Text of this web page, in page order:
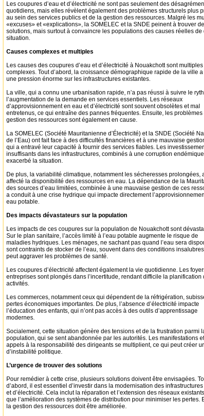
Les coupures d’eau et d’électricité ne sont pas seulement des
quotidiens, mais elles révèlent également des problèmes structurels plus
au sein des services publics et de la gestion des ressources. Malgré les
«excuses» et «explications», la SOMELEC et la SNDE peinent à trouver
solutions, mais surtout à convaincre les populations des causes réelles de
situation.
Causes complexes et multiples
Les causes des coupures d’eau et d’électricité à Nouakchott sont multiples
complexes. Tout d’abord, la croissance démographique rapide de la ville
une pression énorme sur les infrastructures existantes.
La ville, qui a connu une urbanisation rapide, n’a pas réussi à suivre le
l’augmentation de la demande en services essentiels. Les réseaux
d’approvisionnement en eau et d’électricité sont souvent obsolètes et mal
entretenus, ce qui entraîne des pannes fréquentes. Ensuite, les problèmes
gestion des ressources sont également en cause.
La SOMELEC (Société Mauritanienne d’Électricité) et la SNDE (Société
de l’Eau) ont fait face à des difficultés financières et à une mauvaise
qui a entravé leur capacité à fournir des services fiables. Les
insuffisants dans les infrastructures, combinés à une corruption
exacerbé la situation.
De plus, la variabilité climatique, notamment les sécheresses prolongées,
affecté la disponibilité des ressources en eau. La dépendance de la
des sources d’eau limitées, combinée à une mauvaise gestion de ces
a conduit à une crise hydrique qui impacte directement
eau potable.
Des impacts dévastateurs sur la population
Les impacts de ces coupures sur la population de Nouakchott sont
Sur le plan sanitaire, l’accès limité à l’eau potable augmente le risque de
maladies hydriques. Les ménages, ne sachant pas quand l’eau sera
sont contraints de stocker de l’eau, souvent dans des conditions
peut aggraver les problèmes de santé.
Les coupures d’électricité affectent également la vie quotidienne. Les
entreprises sont plongés dans l’incertitude, rendant difficile la planification
activités.
Les commerces, notamment ceux qui dépendent de la réfrigération,
pertes économiques importantes. De plus, l’absence d’électricité impacte
l’éducation des enfants, qui n’ont pas accès à des outils d’apprentissage
modernes.
Socialement, cette situation génère des tensions et de la frustration parmi
population, qui se sent abandonnée par les autorités. Les manifestations
appels à la responsabilité des dirigeants se multiplient, ce qui peut créer
d’instabilité politique.
L’urgence de trouver des solutions
Pour remédier à cette crise, plusieurs solutions doivent être envisagées.
d’abord, il est essentiel d’investir dans la modernisation des infrastructures
et d’électricité. Cela inclut la réparation et l’extension des réseaux
que l’amélioration des systèmes de distribution pour minimiser les pertes.
la gestion des ressources doit être améliorée.